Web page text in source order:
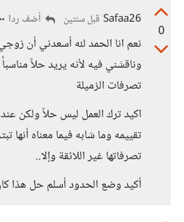
0
Safaa26 قبل سنتين أضف ردا
نعم انا الحمد لله أسعدني أن
وناقشني فيه لأنه يريد حلاً
تصرفات الزميلة
اكيد ترك العمل ليس حلاً ولكن
تقييمه وما شابه فيما معناه أنها
تصرفاتها غير اللائقة وإلا..
أكيد وضع الحدود أسلم حل هذا